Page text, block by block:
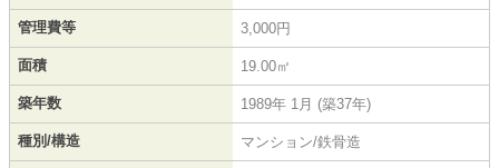
管理費等 3,000円
面積 19.00㎡
築年数 1989年 1月 (築37年)
種別/構造 マンション/鉄骨造